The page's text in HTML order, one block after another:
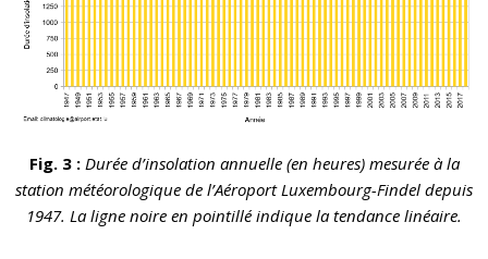
Fig. 3 : Durée d’insolation annuelle (en heures) mesurée à la
station météorologique de l’Aéroport Luxembourg-Findel depuis
1947. La ligne noire en pointillé indique la tendance linéaire.